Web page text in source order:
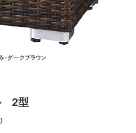
2型